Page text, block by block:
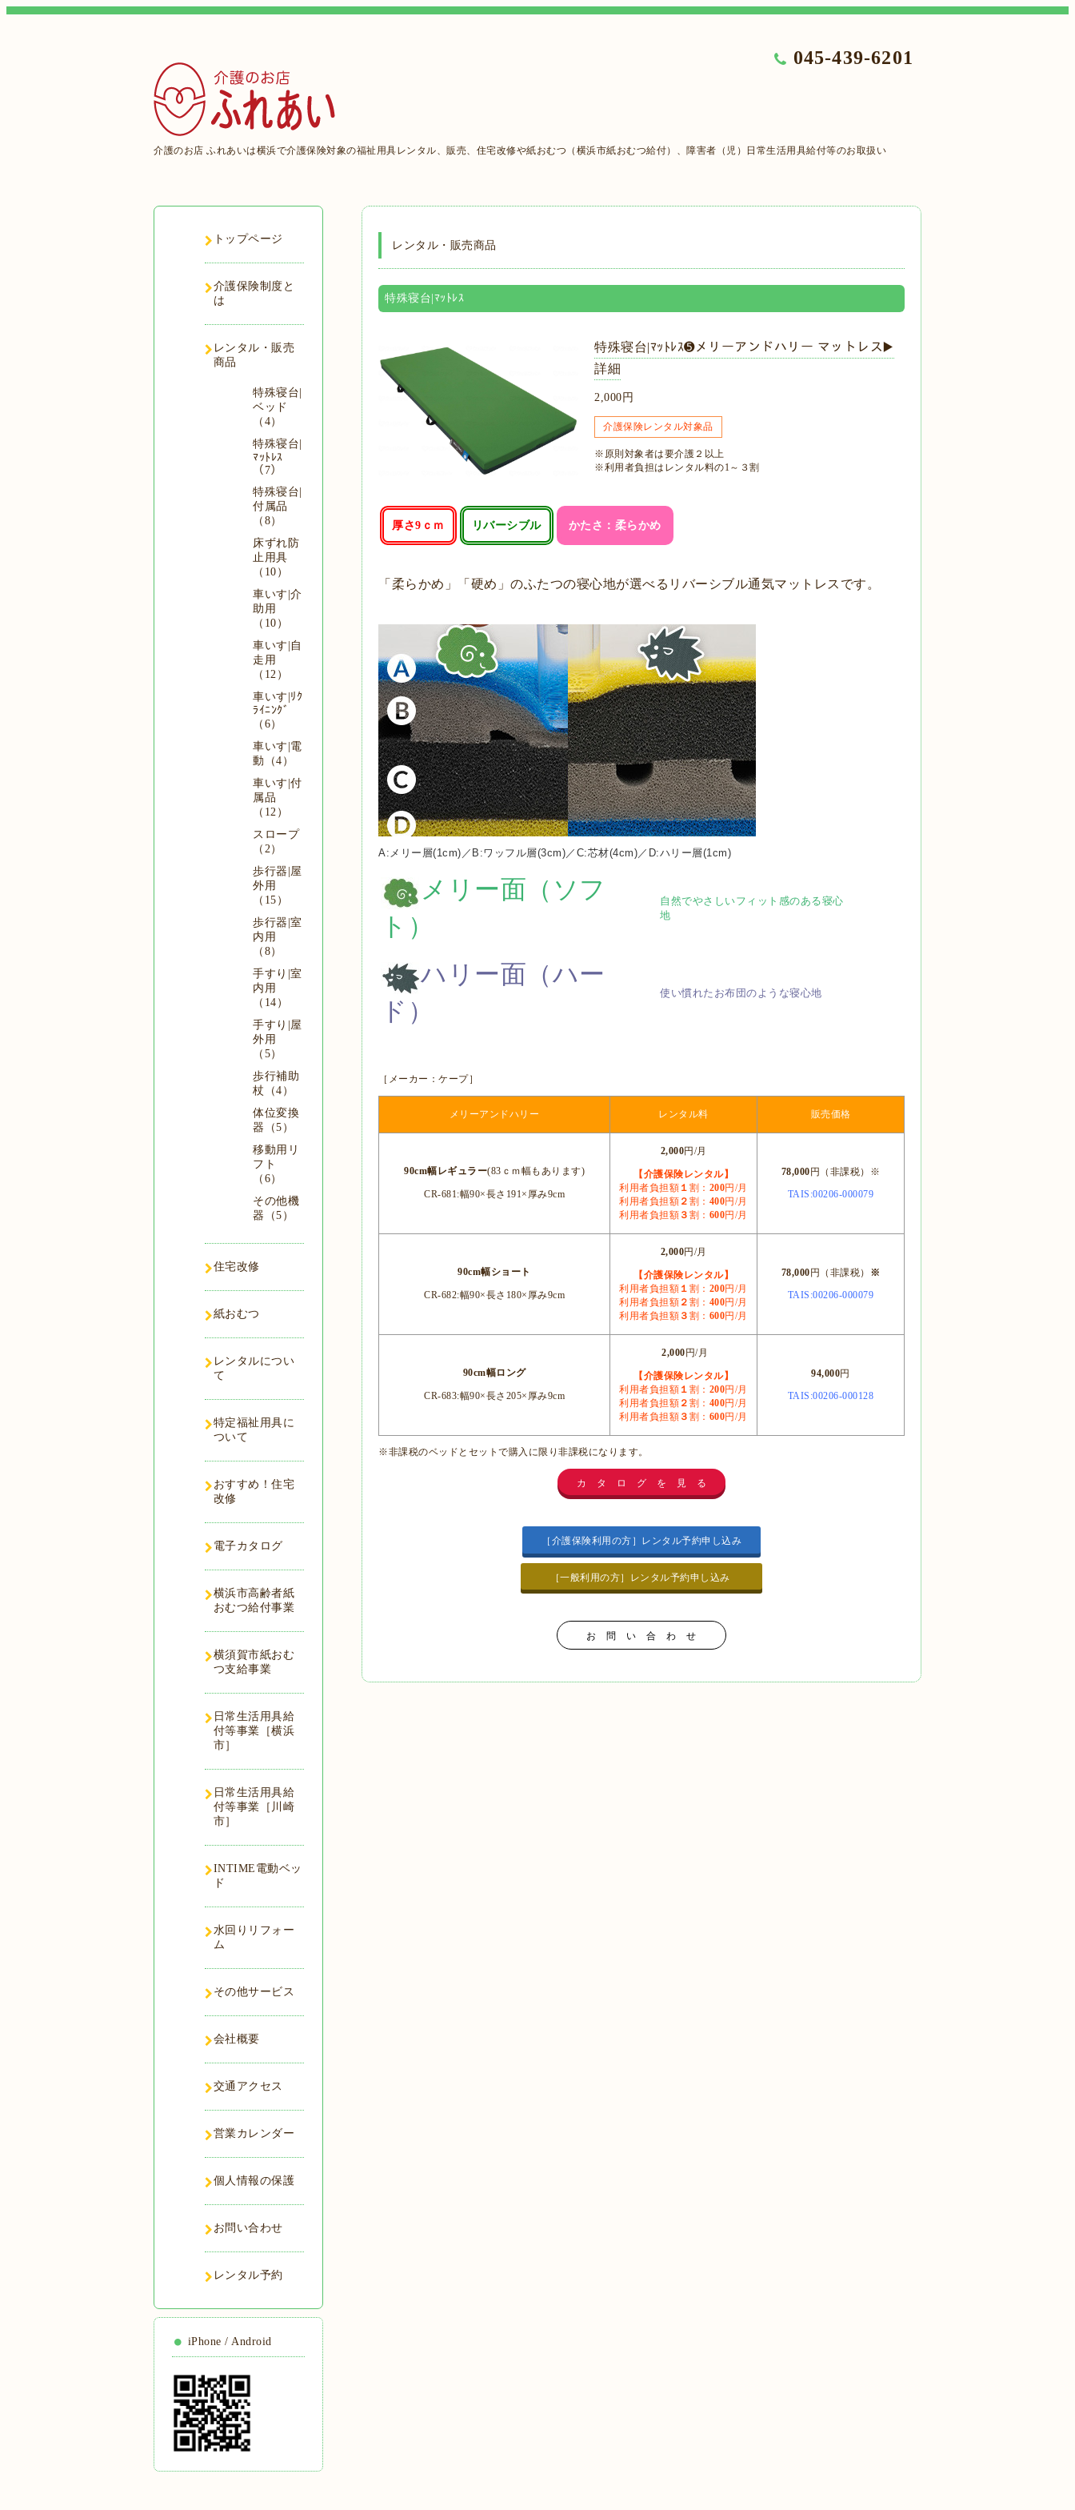
介護のお店 ふれあいは横浜で介護保険対象の福祉用具レンタル、販売、住宅改修や紙おむつ（横浜市紙おむつ給付）、障害者（児）日常生活用具給付等のお取扱い
045-439-6201
レンタル・販売商品
特殊寝台|ﾏｯﾄﾚｽ
特殊寝台|ﾏｯﾄﾚｽ➎メリーアンドハリー マットレス▶️
詳細
2,000円
介護保険レンタル対象品
※原則対象者は要介護２以上
※利用者負担はレンタル料の1～３割
厚さ9ｃｍ リバーシブル かたさ：柔らかめ
「柔らかめ」「硬め」のふたつの寝心地が選べるリバーシブル通気マットレスです 。
A:メリー層(1cm)／B:ワッフル層(3cm)／C:芯材(4cm)／D:ハリー層(1cm)
メリー面（ソフ
ト）
自然でやさしいフィット感のある寝心
地
ハリー面（ハー
ド）
使い慣れたお布団のような寝心地
［メーカー：ケープ］
メリーアンドハリー レンタル料 販売価格
90cm幅レギュラー(83ｃｍ幅もあります)
CR-681:幅90×長さ191×厚み9cm
2,000円/月
【介護保険レンタル】
利用者負担額 １ 割： 200円/月
利用者負担額 ２ 割： 400円/月
利用者負担額 ３ 割： 600円/月
78,000円（非課税）※
TAIS:00206-000079
90cm幅ショート
CR-682:幅90×長さ180×厚み9cm
2,000円/月
【介護保険レンタル】
利用者負担額 １ 割： 200円/月
利用者負担額 ２ 割： 400円/月
利用者負担額 ３ 割： 600円/月
78,000円（非課税） ※
TAIS:00206-000079
90cm幅ロング
CR-683:幅90×長さ205×厚み9cm
2,000円/月
【介護保険レンタル】
利用者負担額 １ 割： 200円/月
利用者負担額 ２ 割： 400円/月
利用者負担額 ３ 割： 600円/月
94,000円
TAIS:00206-000128
※非課税のベッドとセットで購入に限り非課税になります。
カ タ ロ グ を 見 る
［介護保険利用の方］レンタル予約申し込み
［一般利用の方］レンタル予約申し込み
お 問 い 合 わ せ
トップページ
介護保険制度と
は
レンタル・販売
商品
特殊寝台|
ベッド
（4）
特殊寝台|
ﾏｯﾄﾚｽ
（7）
特殊寝台|
付属品
（8）
床ずれ防
止用具
（10）
車いす|介
助用
（10）
車いす|自
走用
（12）
車いす|ﾘｸ
ﾗｲﾆﾝｸﾞ
（6）
車いす|電
動（4）
車いす|付
属品
（12）
スロープ
（2）
歩行器|屋
外用
（15）
歩行器|室
内用
（8）
手すり|室
内用
（14）
手すり|屋
外用
（5）
歩行補助
杖（4）
体位変換
器（5）
移動用リ
フト
（6）
その他機
器（5）
住宅改修
紙おむつ
レンタルについ
て
特定福祉用具に
ついて
おすすめ！住宅
改修
電子カタログ
横浜市高齢者紙
おむつ給付事業
横須賀市紙おむ
つ支給事業
日常生活用具給
付等事業［横浜
市］
日常生活用具給
付等事業［川崎
市］
INTIME電動ベッ
ド
水回りリフォー
ム
その他サービス
会社概要
交通アクセス
営業カレンダー
個人情報の保護
お問い合わせ
レンタル予約
iPhone / Android